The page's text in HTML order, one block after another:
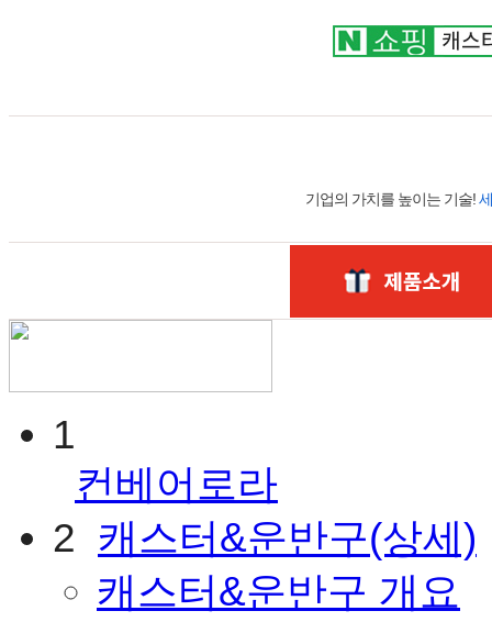
기업의 가치를 높이는 기술!
1
컨베어로라
2 캐스터&운반구(상세)
캐스터&운반구 개요